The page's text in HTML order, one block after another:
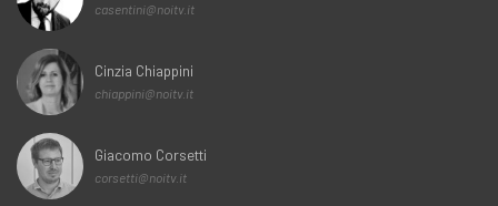
casentini@noitv.it
Cinzia Chiappini
chiappini@noitv.it
Giacomo Corsetti
corsetti@noitv.it